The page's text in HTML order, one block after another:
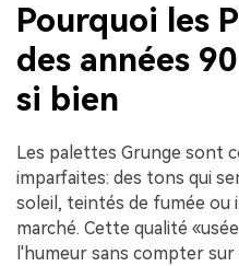
Pourquoi les
des années
si bien
Les palettes Grunge sont
imparfaites: des tons qui
soleil, teintés de fumée ou
marché. Cette qualité
l'humeur sans compter